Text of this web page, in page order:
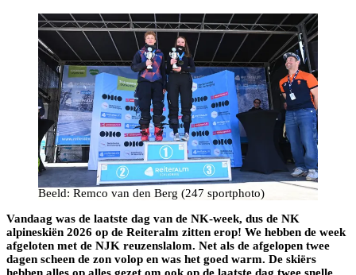
Beeld: Remco van den Berg (247 sportphoto)
Vandaag was de laatste dag van de NK-week, dus de NK
alpineskiën 2026 op de Reiteralm zitten erop! We hebben de week
afgeloten met de NJK reuzenslalom. Net als de afgelopen twee
dagen scheen de zon volop en was het goed warm. De skiërs